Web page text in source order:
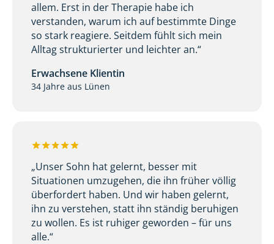
allem. Erst in der Therapie habe ich
verstanden, warum ich auf bestimmte Dinge
so stark reagiere. Seitdem fühlt sich mein
Alltag strukturierter und leichter an.“
Erwachsene Klientin
34 Jahre aus Lünen
„Unser Sohn hat gelernt, besser mit
Situationen umzugehen, die ihn früher völlig
überfordert haben. Und wir haben gelernt,
ihn zu verstehen, statt ihn ständig beruhigen
zu wollen. Es ist ruhiger geworden – für uns
alle.“